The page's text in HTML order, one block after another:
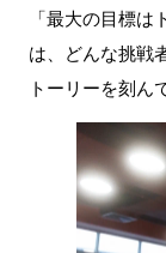
「最大の目標
は、どんな挑戦
トーリーを刻ん